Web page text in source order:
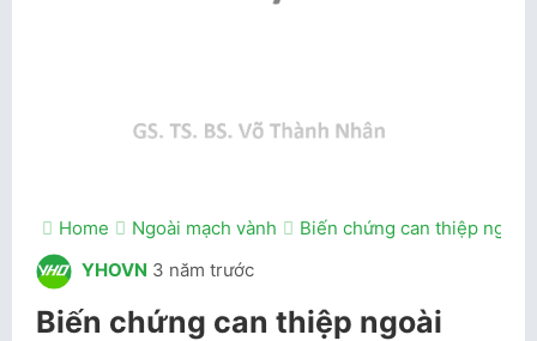
Home Ngoài mạch vành
Biến chứng can thiệp ngoài
YHOVN 3 năm trước
Biến chứng can thiệp ngoài